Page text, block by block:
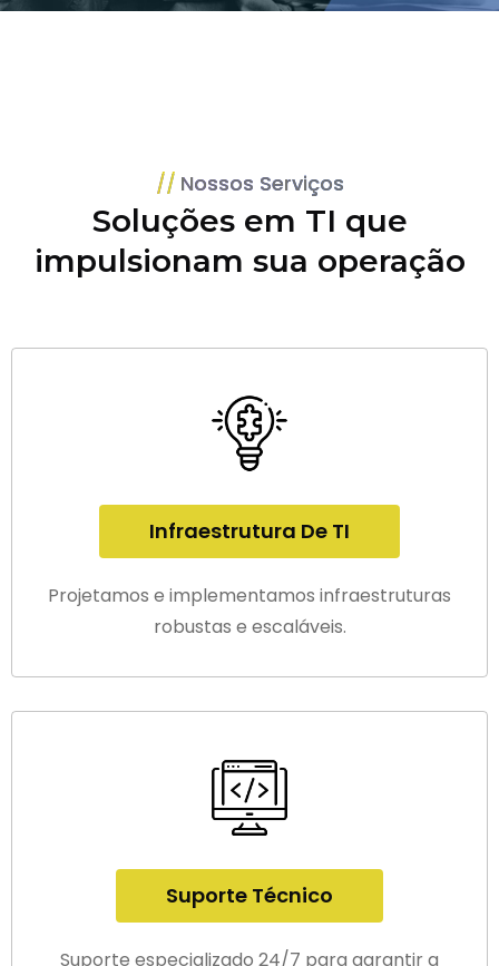
Nossos Serviços
Soluções em TI que
impulsionam sua operação
Infraestrutura De TI
Projetamos e implementamos infraestruturas
robustas e escaláveis.
Suporte Técnico
Suporte especializado 24/7 para garantir a